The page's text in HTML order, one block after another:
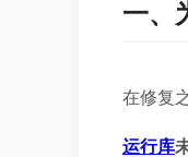
一、
在修复
运行库